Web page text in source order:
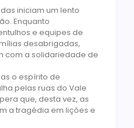
iniciam um lento
Enquanto
e equipes de
desabrigadas,
com a solidariedade de
o espírito de
pelas ruas do Vale
que, desta vez, as
a tragédia em lições e